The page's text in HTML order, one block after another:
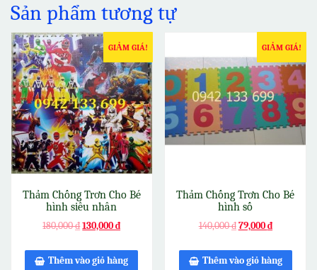
Sản phẩm tương tự
GIẢM GIÁ!
Thảm Chống Trơn Cho Bé
hình siêu nhân
180,000₫130,000₫
Thêm vào giỏ hàng
GIẢM GIÁ!
Thảm Chống Trơn Cho Bé
hình số
140,000₫79,000₫
Thêm vào giỏ hàng